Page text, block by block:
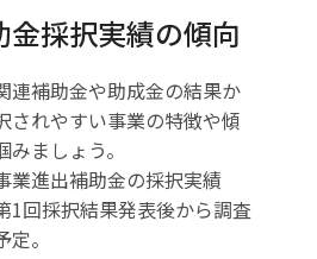
金採択実績の傾向
連補助金や助成金の結果か
されやすい事業の特徴や傾
みましょう。
業進出補助金の採択実績
1回採択結果発表後から調査
。